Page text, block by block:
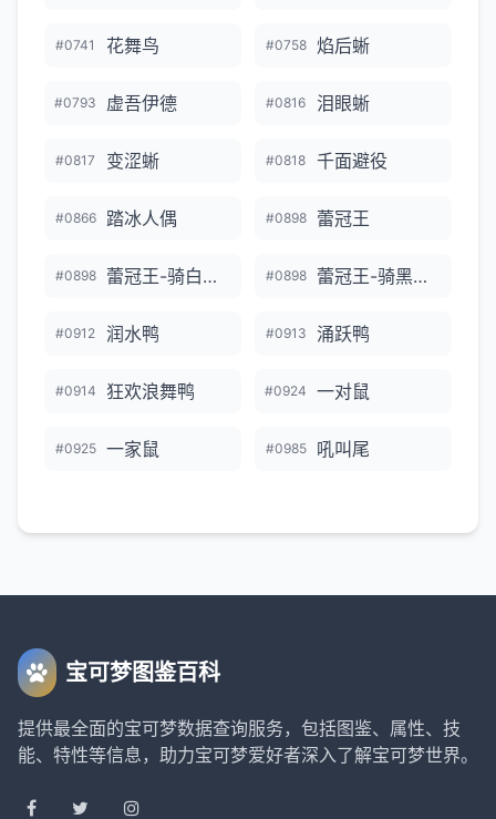
#0741 花舞鸟 #0758 焰后蜥
#0793 虚吾伊德 #0816 泪眼蜥
#0817 变涩蜥 #0818 千面避役
#0866 踏冰人偶 #0898 蕾冠王
#0898 蕾冠王-骑白马的样子 #0898 蕾冠王-骑黑马的样子
#0912 润水鸭 #0913 涌跃鸭
#0914 狂欢浪舞鸭 #0924 一对鼠
#0925 一家鼠 #0985 吼叫尾
宝可梦图鉴百科
提供最全面的宝可梦数据查询服务，包括图鉴、属性、技
能、特性等信息，助力宝可梦爱好者深入了解宝可梦世界。